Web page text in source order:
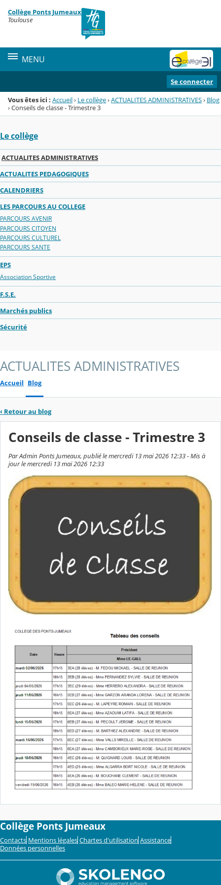
Menu de la rubrique
Contenu
Collège Ponts Jumeaux
Toulouse
MENU
Se connecter
Vous êtes ici : Accueil› Le collège›ACTUALITES ADMINISTRATIVES› Blog
›Conseils de classe - Trimestre 3
Le collège
ACTUALITES ADMINISTRATIVES
ACTUALITES PEDAGOGIQUES
CALENDRIERS
LES PARCOURS AU COLLEGE
PARCOURS AVENIR
PARCOURS CITOYEN
PARCOURS CULTUREL
PARCOURS SANTE
EPS
Association Sportive
F.S.E.
Marchés publics
Sécurité
ACTUALITES ADMINISTRATIVES
Accueil Blog
‹ Retour au blog
Conseils de classe - Trimestre 3
Par Admin Ponts Jumeaux, publié le mercredi 13 mai 2026 12:33 - Mis à
jour le mercredi 13 mai 2026 12:33
Collège Ponts Jumeaux
Contacts Mentions légales Chartes d'utilisation Assistance
Données personnelles